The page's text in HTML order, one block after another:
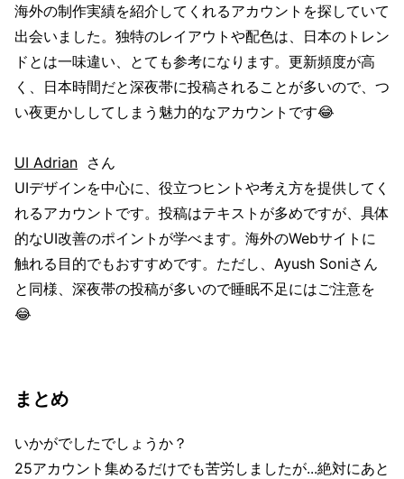
海外の制作実績を紹介してくれるアカウントを探していて
出会いました。独特のレイアウトや配色は、日本のトレン
ドとは一味違い、とても参考になります。更新頻度が高
く、日本時間だと深夜帯に投稿されることが多いので、つ
い夜更かししてしまう魅力的なアカウントです😂
UI Adrian さん
UIデザインを中心に、役立つヒントや考え方を提供してく
れるアカウントです。投稿はテキストが多めですが、具体
的なUI改善のポイントが学べます。海外のWebサイトに
触れる目的でもおすすめです。ただし、Ayush Soniさん
と同様、深夜帯の投稿が多いので睡眠不足にはご注意を
😂
まとめ
いかがでしたでしょうか？
25アカウント集めるだけでも苦労しましたが...絶対にあと